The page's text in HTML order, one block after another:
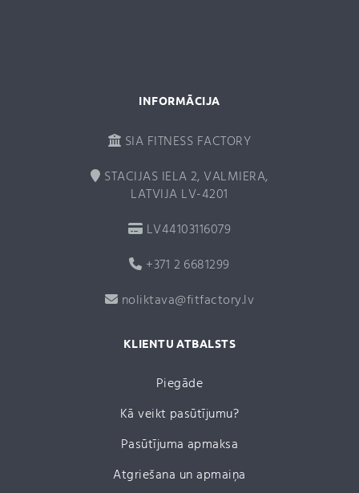
INFORMĀCIJA
SIA FITNESS FACTORY
STACIJAS IELA 2, VALMIERA,
LATVIJA LV-4201
LV44103116079
+371 2 6681299
noliktava@fitfactory.lv
KLIENTU ATBALSTS
Piegāde
Kā veikt pasūtījumu?
Pasūtījuma apmaksa
Atgriešana un apmaiņa